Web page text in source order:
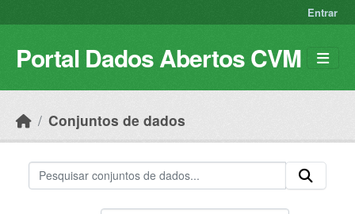
Entrar
Portal Dados Abertos CVM
Conjuntos de dados